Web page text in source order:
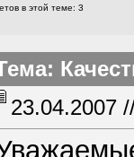
в этой теме: 3
23.04.2007